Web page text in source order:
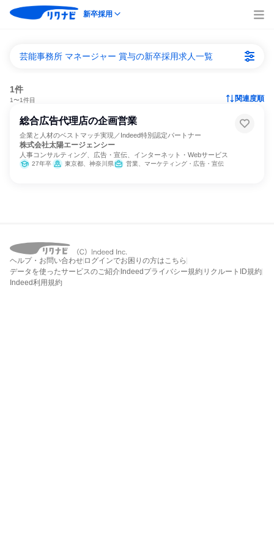
新卒採用
芸能事務所 マネージャー 賞与の新卒採用求人一覧
1件
1〜1件目 関連度順
総合広告代理店の企画営業
企業と人材のベストマッチ実現／Indeed特別認定パートナー
株式会社太陽エージェンシー
人事コンサルティング、広告・宣伝、インターネット・Webサービス
27年卒 東京都、神奈川県 営業、マーケティング・広告・宣伝
ヘルプ・お問い合わせ ログインでお困りの方はこちら
データを使ったサービスのご紹介 Indeedプライバシー規約 リクルートID規約
Indeed利用規約